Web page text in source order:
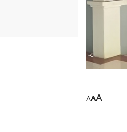
AAA